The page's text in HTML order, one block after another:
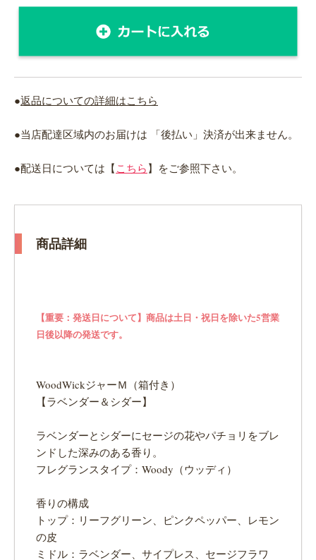
●返品についての詳細はこちら
●当店配達区域内のお届けは 「後払い」決済が出来ません。
●配送日については【 こちら 】をご参照下さい。
商品詳細
【重要：発送日について】商品は土日・祝日を除いた5営業
日後以降の発送です。
WoodWickジャーＭ（箱付き）
【ラベンダー＆シダー】
ラベンダーとシダーにセージの花やパチョリをブレ
ンドした深みのある香り。
フレグランスタイプ：Woody（ウッディ）
香りの構成
トップ：リーフグリーン、ピンクペッパー、レモン
の皮
ミドル：ラベンダー、サイプレス、セージフラワ